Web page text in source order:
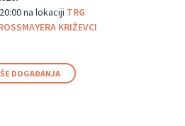
na lokaciji TRG
KRIŽEVCI
DOGAĐANJA